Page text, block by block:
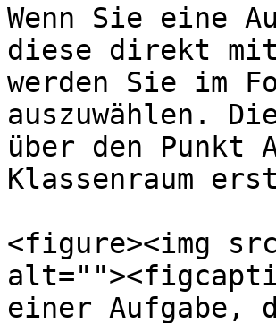
Wenn Sie eine
diese direkt
werden Sie im
auszuwählen.
über den Punkt
Klassenraum
<figure><img
einer Aufgabe,